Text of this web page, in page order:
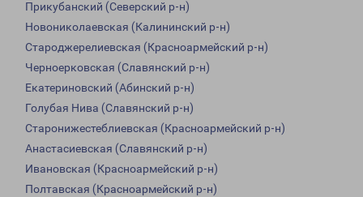
Прикубанский (Северский р-н)
Новониколаевская (Калининский р-н)
Староджерелиевская (Красноармейский р-н)
Черноерковская (Славянский р-н)
Екатериновский (Абинский р-н)
Голубая Нива (Славянский р-н)
Старонижестеблиевская (Красноармейский р-н)
Анастасиевская (Славянский р-н)
Ивановская (Красноармейский р-н)
Полтавская (Красноармейский р-н)